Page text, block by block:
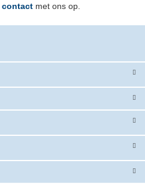
contact met ons op.